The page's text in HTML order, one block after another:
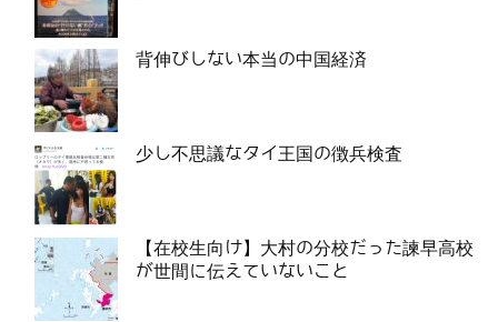
背伸びしない本当の中国経済
少し不思議なタイ王国の徴兵検査
【在校生向け】大村の分校だった諫早高校
が世間に伝えていないこと